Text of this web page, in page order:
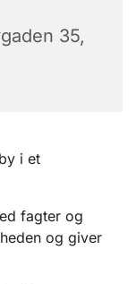
35,
i et
fagter og
og giver